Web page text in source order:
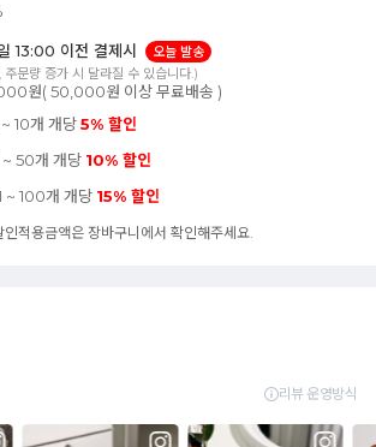
13:00 이전 결제시
오늘 발송
주문량 증가 시 달라질 수 있습니다.)
원( 50,000원 이상 무료배송 )
~ 10개 개당5% 할인
~ 50개 개당 10% 할인
~ 100개 개당 15% 할인
인적용금액은 장바구니에서 확인해주세요.